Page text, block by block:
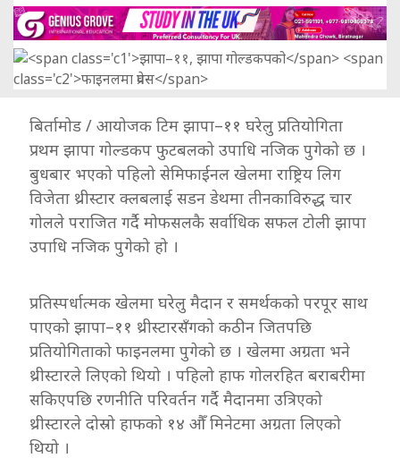
बिर्तामोड / आयोजक टिम झापा–११ घरेलु प्रतियोगिता
प्रथम झापा गोल्डकप फुटबलको उपाधि नजिक पुगेको छ ।
बुधबार भएको पहिलो सेमिफाईनल खेलमा राष्ट्रिय लिग
विजेता थ्रीस्टार क्लबलाई सडन डेथमा तीनकाविरुद्ध चार
गोलले पराजित गर्दै मोफसलकै सर्वाधिक सफल टोली झापा
उपाधि नजिक पुगेको हो ।
प्रतिस्पर्धात्मक खेलमा घरेलु मैदान र समर्थकको परपूर साथ
पाएको झापा–११ थ्रीस्टारसँगको कठीन जितपछि
प्रतियोगिताको फाइनलमा पुगेको छ । खेलमा अग्रता भने
थ्रीस्टारले लिएको थियो । पहिलो हाफ गोलरहित बराबरीमा
सकिएपछि रणनीति परिवर्तन गर्दै मैदानमा उत्रिएको
थ्रीस्टारले दोस्रो हाफको १४ औँ मिनेटमा अग्रता लिएको
थियो ।